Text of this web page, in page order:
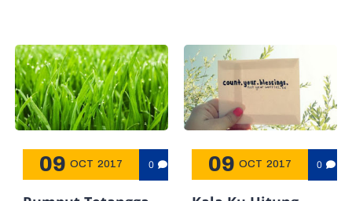
09 OCT 2017 0 09 OCT 2017 0